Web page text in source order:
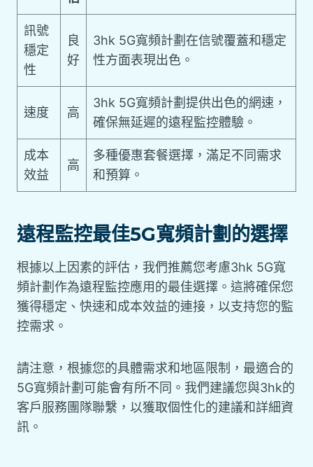
訊號
穩定
性
良
好
3hk 5G寬頻計劃在信號覆蓋和穩定
性方面表現出色。
速度 高
3hk 5G寬頻計劃提供出色的網速，
確保無延遲的遠程監控體驗。
成本
效益
高
多種優惠套餐選擇，滿足不同需求
和預算。
遠程監控最佳5G寬頻計劃的選擇
根據以上因素的評估，我們推薦您考慮3hk 5G寬
頻計劃作為遠程監控應用的最佳選擇。這將確保您
獲得穩定、快速和成本效益的連接，以支持您的監
控需求。
請注意，根據您的具體需求和地區限制，最適合的
5G寬頻計劃可能會有所不同。我們建議您與3hk的
客戶服務團隊聯繫，以獲取個性化的建議和詳細資
訊。